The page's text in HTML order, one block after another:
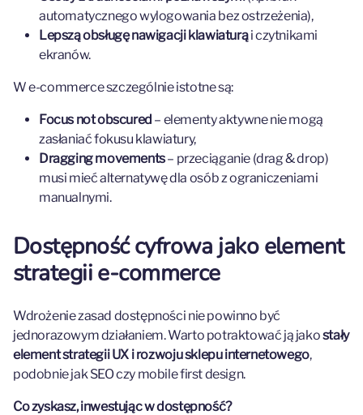
automatycznego wylogowania bez ostrzeżenia),
Lepszą obsługę nawigacji klawiaturąi czytnikami
ekranów.
W e-commerce szczególnie istotne są:
Focus not obscured – elementy aktywne nie mogą
zasłaniać fokusu klawiatury,
Dragging movements– przeciąganie (drag & drop)
musi mieć alternatywę dla osób z ograniczeniami
manualnymi.
Dostępność cyfrowa jako element
strategii e-commerce
Wdrożenie zasad dostępności nie powinno być
jednorazowym działaniem. Warto potraktować ją jakostały
element strategii UX i rozwoju sklepu internetowego,
podobnie jak SEO czy mobile first design.
Co zyskasz, inwestując w dostępność?